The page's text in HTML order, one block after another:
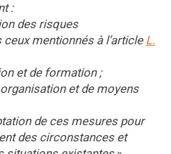
:
des risques
ceuxmentionnés à l’article L.
et de formation ;
organisation et de moyens
de ces mesures pour
des circonstances et